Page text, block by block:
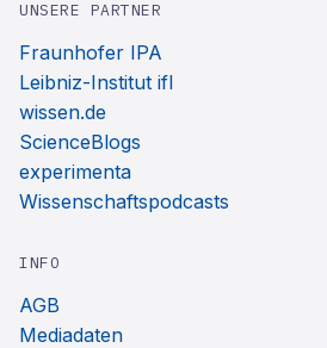
UNSERE PARTNER
Fraunhofer IPA
Leibniz-Institut ifl
wissen.de
ScienceBlogs
experimenta
Wissenschaftspodcasts
INFO
AGB
Mediadaten